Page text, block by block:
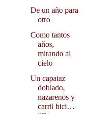
De un año para
otro
Como tantos
años,
mirando al
cielo
Un capataz
doblado,
nazarenos y
carril bici…